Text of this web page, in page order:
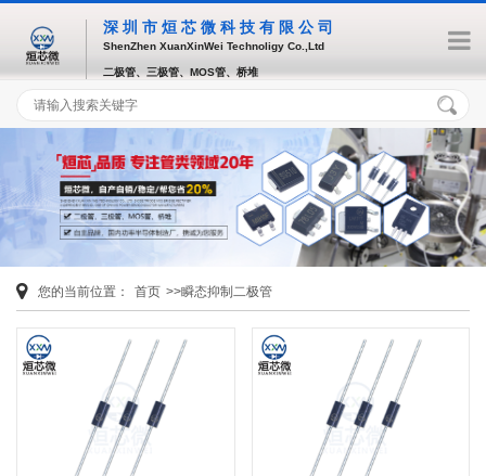
深圳市烜芯微科技有限公司
ShenZhen XuanXinWei Technoligy Co.,Ltd
二极管、三极管、MOS管、桥堆
您的当前位置： 首页 >>瞬态抑制二极管